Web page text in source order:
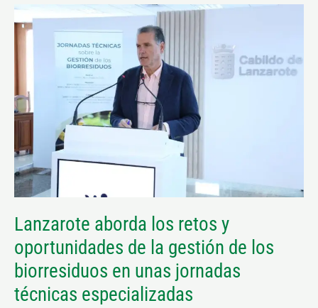
Lanzarote aborda los retos y
oportunidades de la gestión de los
biorresiduos en unas jornadas
técnicas especializadas
Lanzarote
aborda
oportunidades
la
gestión
de
biorresiduos
en
unas
jornadas
técnicas
visita. Si
funcionalidades
desaparecerán
de la web.